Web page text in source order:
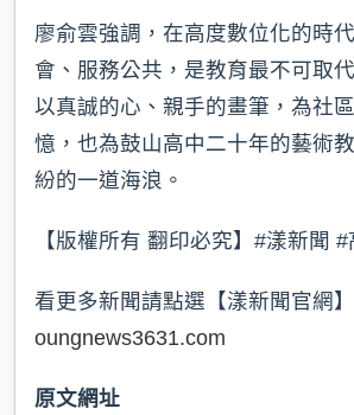
廖俞雲強調，在高度數位化的時
會、服務公共，是教育最不可取
以真誠的心、親手的畫筆，為社
憶，也為鼓山高中二十年的藝術
紛的一道海浪。
【版權所有 翻印必究】#漾新聞 #
看更多新聞請點選【漾新聞官網】
oungnews3631.com
原文網址